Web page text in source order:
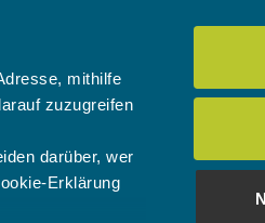
mithilfe
zuzugreifen
darüber, wer
Erklärung